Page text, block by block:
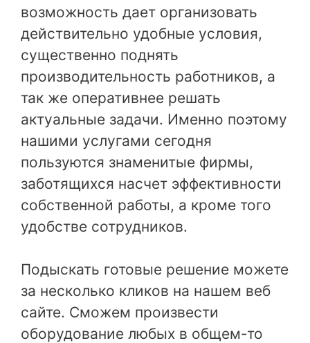
возможность дает организовать
действительно удобные условия,
существенно поднять
производительность работников, а
так же оперативнее решать
актуальные задачи. Именно поэтому
нашими услугами сегодня
пользуются знаменитые фирмы,
заботящихся насчет эффективности
собственной работы, а кроме того
удобстве сотрудников.
Подыскать готовые решение можете
за несколько кликов на нашем веб
сайте. Сможем произвести
оборудование любых в общем-то